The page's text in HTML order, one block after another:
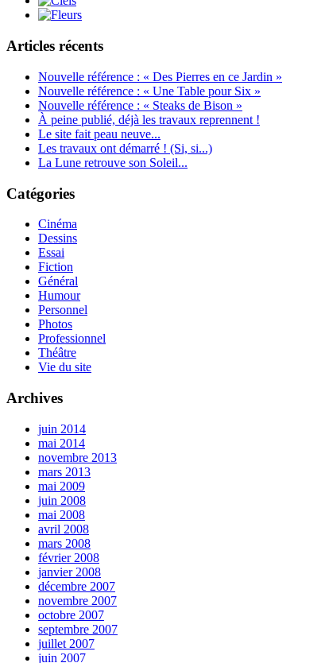
Articles récents
Nouvelle référence : « Des Pierres en ce Jardin »
Nouvelle référence : « Une Table pour Six »
Nouvelle référence : « Steaks de Bison »
À peine publié, déjà les travaux reprennent !
Le site fait peau neuve...
Les travaux ont démarré ! (Si, si...)
La Lune retrouve son Soleil...
Catégories
Cinéma
Dessins
Essai
Fiction
Général
Humour
Personnel
Photos
Professionnel
Théâtre
Vie du site
Archives
juin 2014
mai 2014
novembre 2013
mars 2013
mai 2009
juin 2008
mai 2008
avril 2008
mars 2008
février 2008
janvier 2008
décembre 2007
novembre 2007
octobre 2007
septembre 2007
juillet 2007
juin 2007